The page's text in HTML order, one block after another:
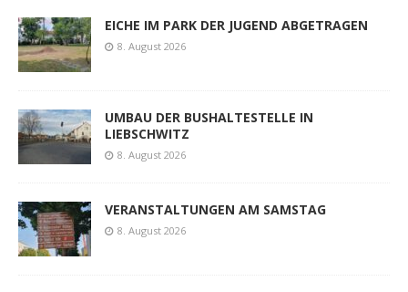
EICHE IM PARK DER JUGEND ABGETRAGEN
8. August 2026
UMBAU DER BUSHALTESTELLE IN
LIEBSCHWITZ
8. August 2026
VERANSTALTUNGEN AM SAMSTAG
8. August 2026